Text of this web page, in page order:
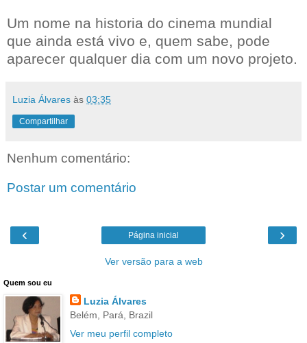
Um nome na historia do cinema mundial
que ainda está vivo e, quem sabe, pode
aparecer qualquer dia com um novo projeto.
Luzia Álvares às 03:35
Compartilhar
Nenhum comentário:
Postar um comentário
‹ ›
Página inicial
Ver versão para a web
Quem sou eu
Luzia Álvares
Belém, Pará, Brazil
Ver meu perfil completo